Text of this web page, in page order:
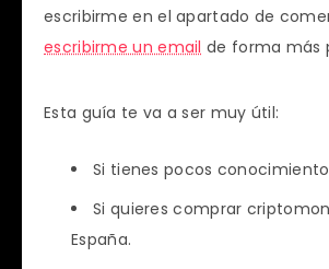
escribirme en el apartado de
escribirme un email de forma más
Esta guía te va a ser muy útil:
Si tienes pocos
Si quieres comprar
España.